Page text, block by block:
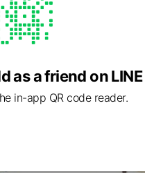
as a friend on LINE
in-app QR code reader.